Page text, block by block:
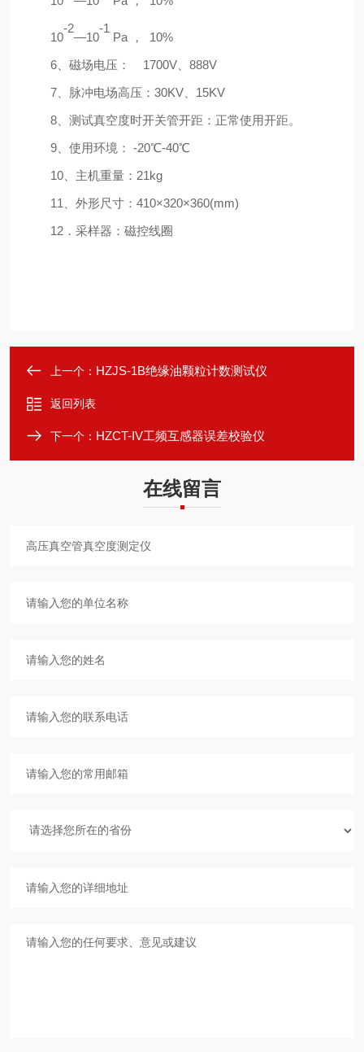
10
-2
—10
-1
Pa ， 10%
6、磁场电压： 1700V、888V
7、脉冲电场高压：30KV、15KV
8、测试真空度时开关管开距：正常使用开距。
9、使用环境： -20℃-40℃
10、主机重量：21kg
11、外形尺寸：410×320×360(mm)
12．采样器：磁控线圈
上一个： HZJS-1B绝缘油颗粒计数测试仪
返回列表
下一个： HZCT-IV工频互感器误差校验仪
在线留言